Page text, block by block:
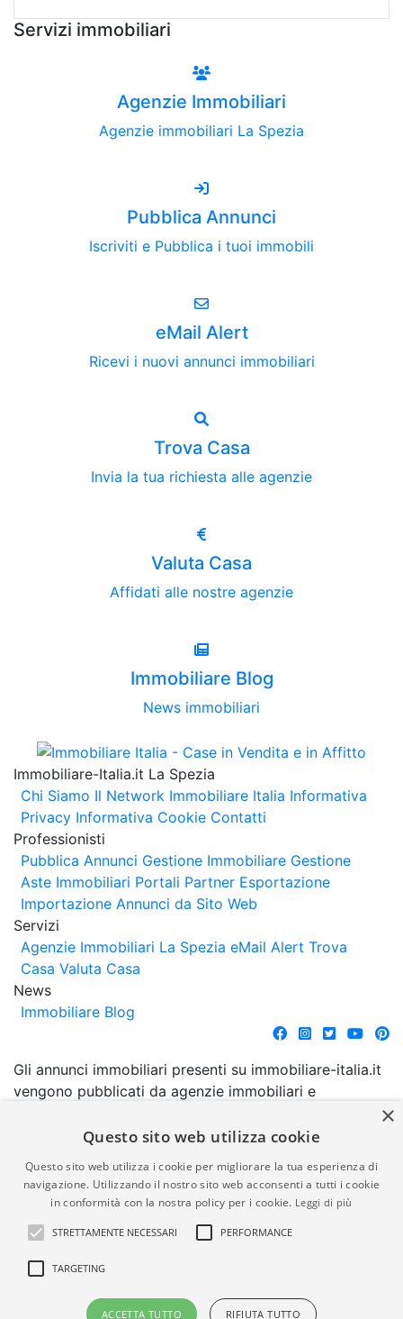
Servizi immobiliari
Agenzie Immobiliari
Agenzie immobiliari La Spezia
Pubblica Annunci
Iscriviti e Pubblica i tuoi immobili
eMail Alert
Ricevi i nuovi annunci immobiliari
Trova Casa
Invia la tua richiesta alle agenzie
Valuta Casa
Affidati alle nostre agenzie
Immobiliare Blog
News immobiliari
Immobiliare-Italia.it La Spezia
Chi Siamo Il Network Immobiliare Italia Informativa
Privacy Informativa Cookie Contatti
Professionisti
Pubblica Annunci Gestione Immobiliare Gestione
Aste Immobiliari Portali Partner Esportazione
Importazione Annunci da Sito Web
Servizi
Agenzie Immobiliari La Spezia eMail Alert Trova
Casa Valuta Casa
News
Immobiliare Blog
Gli annunci immobiliari presenti su immobiliare-italia.it
vengono pubblicati da agenzie immobiliari e
comporta l'approvazione o l'avallo da parte di
garanzia da parte di quest'ultima. immobiliare-italia.it
quindi non è responsabile della veridicità, della
correttezza, della completezza, della normativa in
materia di privacy e/o di alcun altro aspetto dei
suddetti annunci.
© Copyright 2007 - 2026
Powered by
×
Questo sito web utilizza cookie
Questo sito web utilizza i cookie per migliorare la tua esperienza di
navigazione. Utilizzando il nostro sito web acconsenti a tutti i cookie
in conformità con la nostra policy per i cookie. Leggi di più
STRETTAMENTE NECESSARI PERFORMANCE
TARGETING
ACCETTA TUTTO RIFIUTA TUTTO